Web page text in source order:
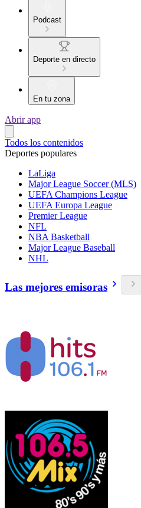
Podcast
Deporte en directo
En tu zona
Abrir app
Todos los contenidos
Deportes populares
LaLiga
Major League Soccer (MLS)
UEFA Champions League
UEFA Europa League
Premier League
NFL
NBA Basketball
Major League Baseball
NHL
Las mejores emisoras